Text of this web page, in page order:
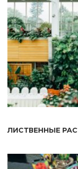
ЛИСТВЕННЫЕ